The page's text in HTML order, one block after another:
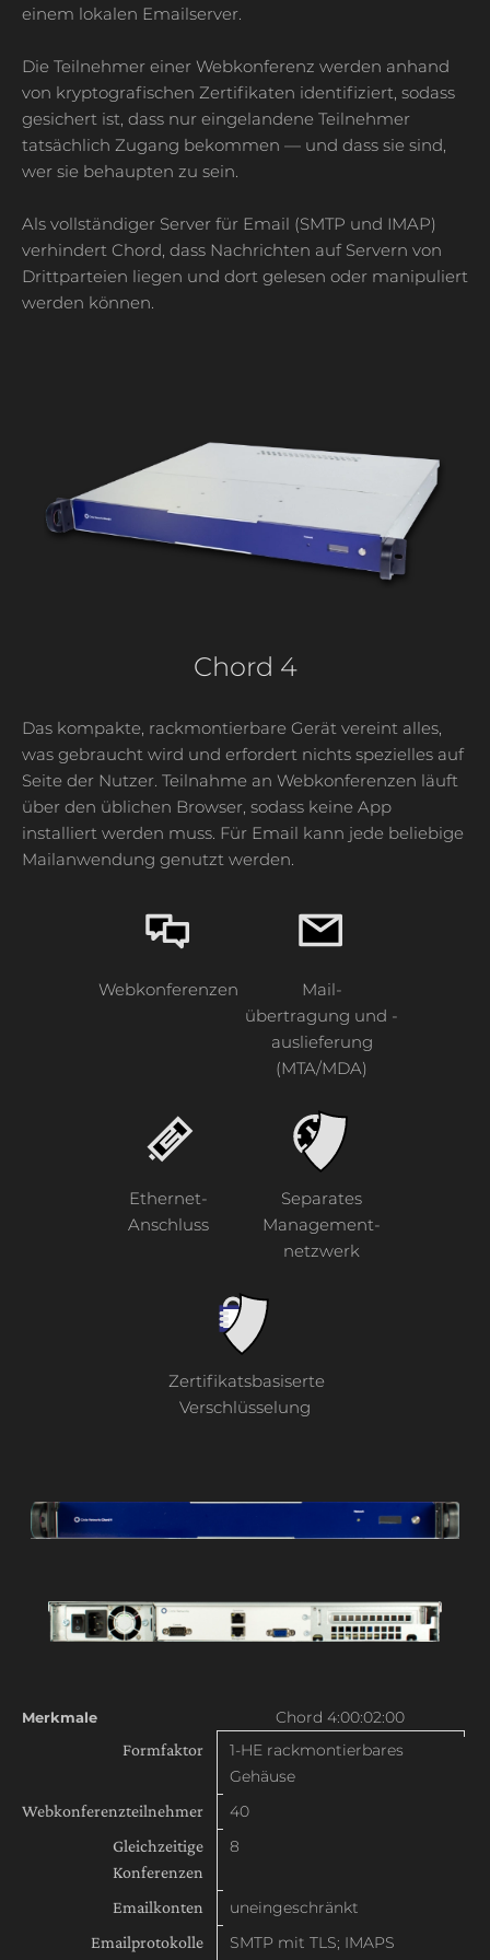
einem lokalen Emailserver.
Die Teilnehmer einer Webkonferenz werden anhand
von kryptografischen Zertifikaten identifiziert, sodass
gesichert ist, dass nur eingelandene Teilnehmer
tatsächlich Zugang bekommen — und dass sie sind,
wer sie behaupten zu sein.
Als vollständiger Server für Email (SMTP und IMAP)
verhindert Chord, dass Nachrichten auf Servern von
Drittparteien liegen und dort gelesen oder manipuliert
werden können.
Chord 4
Das kompakte, rackmontierbare Gerät vereint alles,
was gebraucht wird und erfordert nichts spezielles auf
Seite der Nutzer. Teilnahme an Webkonferenzen läuft
über den üblichen Browser, sodass keine App
installiert werden muss. Für Email kann jede beliebige
Mailanwendung genutzt werden.
Webkonferenzen
Mail-
übertragung und -
auslieferung
(MTA/MDA)
Ethernet-
Anschluss
Separates
Management-
netzwerk
Zertifikatsbasiserte
Verschlüsselung
Merkmale Chord 4:00:02:00
Formfaktor
1-HE rackmontierbares
Gehäuse
Webkonferenzteilnehmer 40
Gleichzeitige
Konferenzen
8
Emailkonten uneingeschränkt
Emailprotokolle SMTP mit TLS; IMAPS